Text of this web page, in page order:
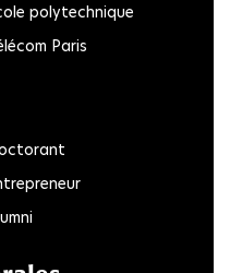
polytechnique
Paris